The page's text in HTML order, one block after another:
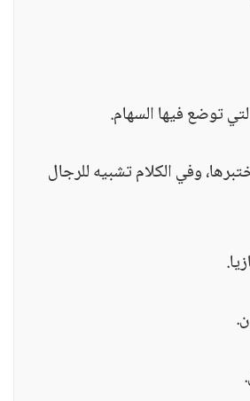
توضع فيها السهام.
وفي الكلام تشبيه للرجال